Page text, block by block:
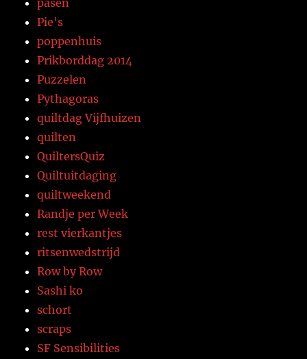
Pie's
poppenhuis
Prikborddag 2014
Puzzelen
Pythagoras
quiltdag Vijfhuizen
quilten
QuiltersQuiz
Quiltuitdaging
quiltweekend
Randje per Week
rest vierkantjes
ritsenwedstrijd
Row by Row
Sashi ko
schort
scraps
SF Sensibilities